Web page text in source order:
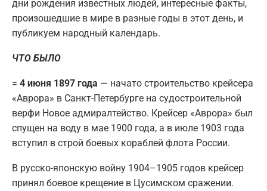
дни рождения известных людей, интересные факты,
произошедшие в мире в разные годы в этот день, и
публикуем народный календарь.
ЧТО БЫЛО
= 4 июня 1897 года — начато строительство крейсера
«Аврора» в Санкт-Петербурге на судостроительной
верфи Новое адмиралтейство. Крейсер «Аврора» был
спущен на воду в мае 1900 года, а в июле 1903 года
вступил в строй боевых кораблей флота России.
В русско-японскую войну 1904–1905 годов крейсер
принял боевое крещение в Цусимском сражении.